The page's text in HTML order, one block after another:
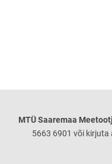
MTÜ Saaremaa
5663 6901 või kirjuta